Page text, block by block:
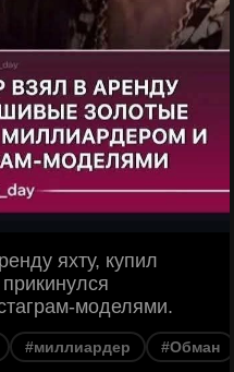
яхту, купил
моделями.
#миллиардер #Обман